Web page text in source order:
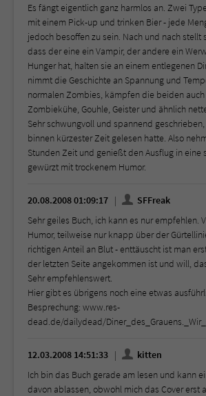
Es fängt eigentlich ganz harmlos an. Zwei
mit einem Pick-up und trinken Bier - jede
jedoch besoffen zu sein. Nach und nach stellt
dass der eine ein Vampir, der andere ein
Hunger hat, halten sie an einem entlegenen
nimmt die Geschichte an Spannung und
normalen Zombies, kämpfen die beiden
Zombiekühe, Gouhle, Geister und ähnlich
Sehr schwungvoll und spannend
binnen kürzester Zeit gelesen hatte. Also
Stunden Zeit und genießt den Ausflug in eine
gewürzt mit trockenem Humor.
20.08.2008 01:09:17
SFFreak
Sehr geiles Buch, ich kann es nur empfehlen.
Humor, teilweise nur knapp über der
richtigen Anteil an Blut - enttäuscht ist man
der letzten Seite angekommen ist und will,
Sehr empfehlenswert.
Hier gibt es übrigens noch eine etwas
Besprechung: www.res-
dead.de/dailydead/
12.03.2008 14:51:33
kitten
Ich bin das Buch gerade am lesen und kann
davon ablassen, obwohl mich das Cover erst